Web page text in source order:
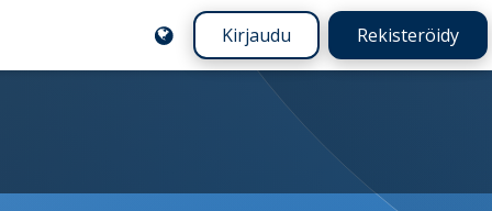
Kirjaudu Rekisteröidy